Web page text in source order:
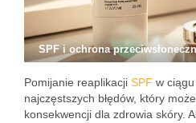
SPF i ochrona
Pomijanie reaplikacji SPF w
najczęstszych błędów, który
konsekwencji dla zdrowia skóry.